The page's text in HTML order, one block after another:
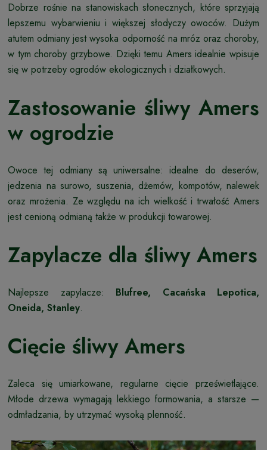
Dobrze rośnie na stanowiskach słonecznych, które sprzyjają
lepszemu wybarwieniu i większej słodyczy owoców. Dużym
atutem odmiany jest wysoka odporność na mróz oraz choroby,
w tym choroby grzybowe. Dzięki temu Amers idealnie wpisuje
się w potrzeby ogrodów ekologicznych i działkowych.
Zastosowanie śliwy Amers
w ogrodzie
Owoce tej odmiany są uniwersalne: idealne do deserów,
jedzenia na surowo, suszenia, dżemów, kompotów, nalewek
oraz mrożenia. Ze względu na ich wielkość i trwałość Amers
jest cenioną odmianą także w produkcji towarowej.
Zapylacze dla śliwy Amers
Najlepsze zapylacze: Blufree, Cacańska Lepotica,
Oneida, Stanley.
Cięcie śliwy Amers
Zaleca się umiarkowane, regularne cięcie prześwietlające.
Młode drzewa wymagają lekkiego formowania, a starsze —
odmładzania, by utrzymać wysoką plenność.